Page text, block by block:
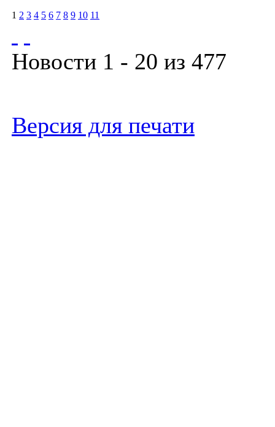
1 2 3 4 5 6 7 8 9 10 11
Новости 1 - 20 из 477
Версия для печати